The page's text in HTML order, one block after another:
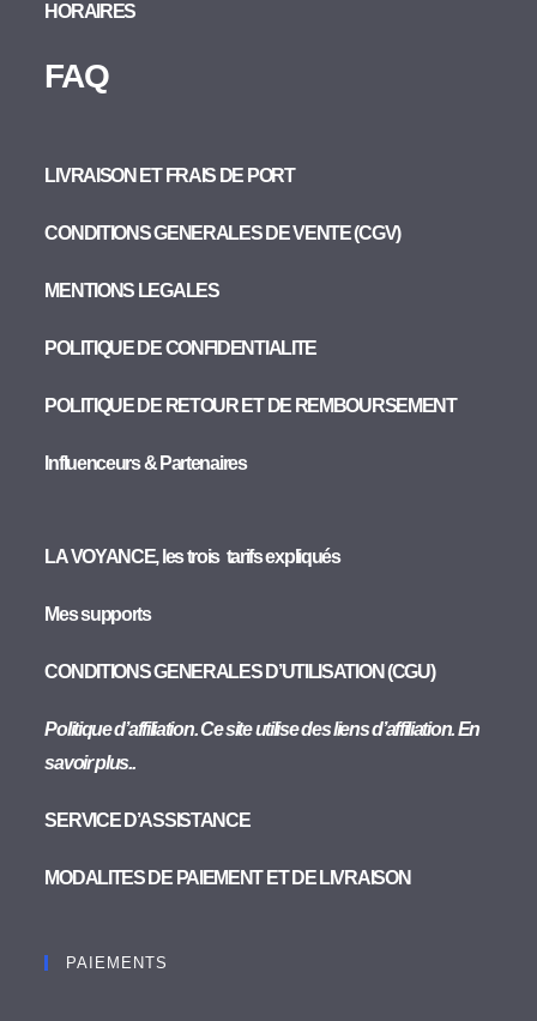
HORAIRES
FAQ
LIVRAISON ET FRAIS DE PORT
CONDITIONS GENERALES DE VENTE (CGV)
MENTIONS LEGALES
POLITIQUE DE CONFIDENTIALITE
POLITIQUE DE RETOUR ET DE REMBOURSEMENT
Influenceurs & Partenaires
LA VOYANCE, les trois tarifs expliqués
Mes supports
CONDITIONS GENERALES D’UTILISATION (CGU)
Politique d’affiliation. Ce site utilise des liens d’affiliation. En
savoir plus..
SERVICE D’ASSISTANCE
MODALITES DE PAIEMENT ET DE LIVRAISON
PAIEMENTS